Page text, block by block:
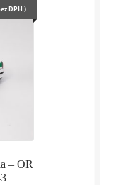
– OR
DPH )